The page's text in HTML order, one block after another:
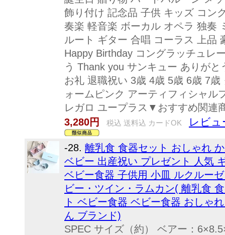
飾り付け 記念品 子供 キッズ コン
奏楽 軽音楽 ボーカル オペラ 独奏
ルート ギター 合唱 コーラス 上品
Happy Birthday コングラッチュレ
う Thank you サンキュー ありが
お礼 退職祝い 3歳 4歳 5歳 6歳 7
ォームピンク アーティフィシャル
レガロ ユープラス▼おすすめ関連
3,280円
税込 送料込 カードOK レビュ
-28. 離乳食 食器セット おしゃれ
ベビー 出産祝い プレゼント 人気
ベビー食器 子供用 小皿 ルクルー
ビー・ツイン・ラムカン( 離乳食
ト ベビー食器 ベビー食器 おしゃ
ん ブランド)
SPEC サイズ（約） ベアー：